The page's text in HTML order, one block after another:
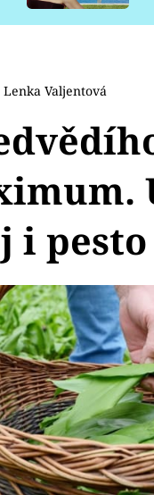
Lenka Valjentová
i pesto